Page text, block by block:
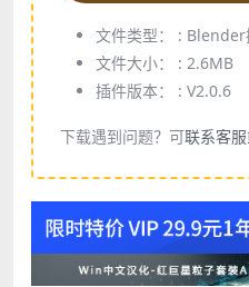
文件类型： : Blender
文件大小： : 2.6MB
插件版本： : V2.0.6
下载遇到问题？可联系客